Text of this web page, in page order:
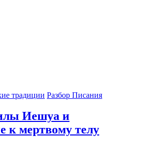
традиции Разбор Писания
Иешуа и
к мертвому телу